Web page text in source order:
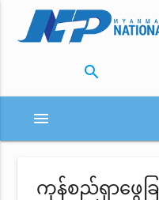
search
menu
ကုန်စည်ရှာဖွေခြ